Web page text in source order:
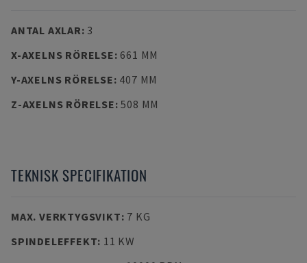
ANTAL AXLAR: 3
X-AXELNS RÖRELSE: 661 MM
Y-AXELNS RÖRELSE: 407 MM
Z-AXELNS RÖRELSE:508 MM
TEKNISK SPECIFIKATION
MAX. VERKTYGSVIKT: 7 KG
SPINDELEFFEKT: 11 KW